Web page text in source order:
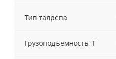
Тип талрепа
Грузоподъемность, Т